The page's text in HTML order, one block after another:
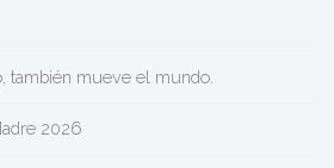
también mueve el mundo.
2026